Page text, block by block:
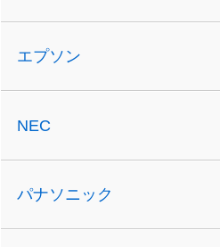
エプソン
NEC
パナソニック